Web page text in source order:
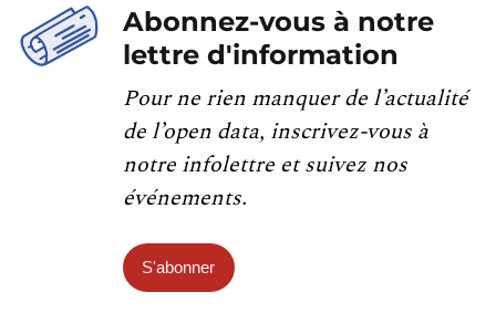
Abonnez-vous à notre
lettre d'information
Pour ne rien manquer de l’actualité
de l’open data, inscrivez-vous à
notre infolettre et suivez nos
événements.
S'abonner